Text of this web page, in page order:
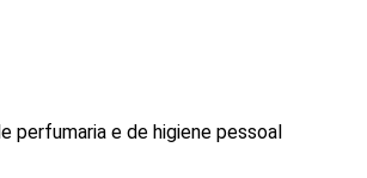
perfumaria e de higiene pessoal